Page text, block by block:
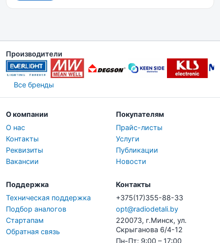
Производители
Все бренды
О компании
О нас
Контакты
Реквизиты
Вакансии
Покупателям
Прайс-листы
Услуги
Публикации
Новости
Поддержка
Техническая поддержка
Подбор аналогов
Стартапам
Обратная связь
Контакты
+375(17)355-88-33
opt@radiodetali.by
220073, г.Минск, ул.
Скрыганова 6/4-12
Пн-Пт: 9:00 – 17:00